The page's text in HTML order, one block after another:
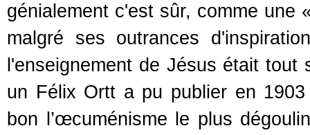
génialement c'est sûr, comme une
malgré ses outrances
l'enseignement de Jésus était
un Félix Ortt a pu publier en
bon l’œcuménisme le plus